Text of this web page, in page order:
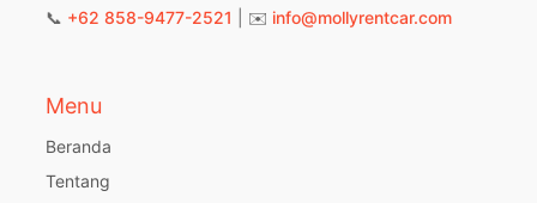
📞 +62 858-9477-2521 | ✉️ info@mollyrentcar.com
Menu
Beranda
Tentang